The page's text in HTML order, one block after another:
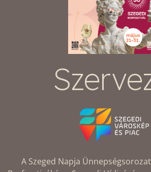
A Szeged Napja